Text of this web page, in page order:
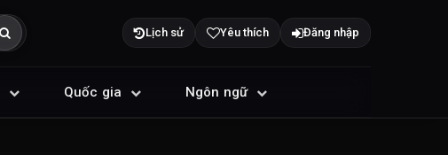
Lịch sử Yêu thích Đăng nhập
Quốc gia Ngôn ngữ